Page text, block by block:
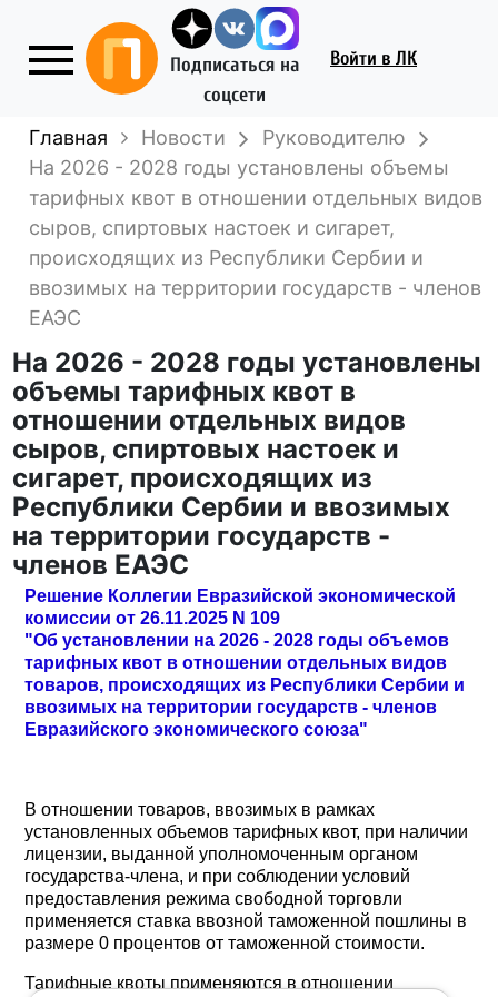
Подписаться на
соцсети
Войти в ЛК
Главная Новости
Руководителю
На 2026 - 2028 годы установлены объемы
тарифных квот в отношении отдельных видов
сыров, спиртовых настоек и сигарет,
происходящих из Республики Сербии и
ввозимых на территории государств - членов
ЕАЭС
На 2026 - 2028 годы установлены
объемы тарифных квот в
отношении отдельных видов
сыров, спиртовых настоек и
сигарет, происходящих из
Республики Сербии и ввозимых
на территории государств -
членов ЕАЭС
Решение Коллегии Евразийской экономической
комиссии от 26.11.2025 N 109
"Об установлении на 2026 - 2028 годы объемов
тарифных квот в отношении отдельных видов
товаров, происходящих из Республики Сербии и
ввозимых на территории государств - членов
Евразийского экономического союза"
В отношении товаров, ввозимых в рамках
установленных объемов тарифных квот, при наличии
лицензии, выданной уполномоченным органом
государства-члена, и при соблюдении условий
предоставления режима свободной торговли
применяется ставка ввозной таможенной пошлины в
размере 0 процентов от таможенной стоимости.
Тарифные квоты применяются в отношении